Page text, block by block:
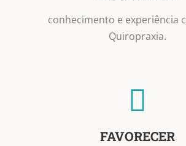
conhecimento e experiência
Quiropraxia.
FAVORECER